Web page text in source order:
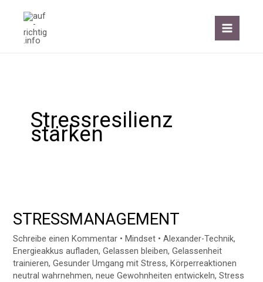
springen
Stressresilienz
stärken
STRESSMANAGEMENT
Schreibe einen Kommentar •Mindset •Alexander-Technik,
Energieakkus aufladen,Gelassen bleiben,Gelassenheit
trainieren,Gesunder Umgang mit Stress,Körperreaktionen
neutral wahrnehmen,neue Gewohnheiten entwickeln,Stress